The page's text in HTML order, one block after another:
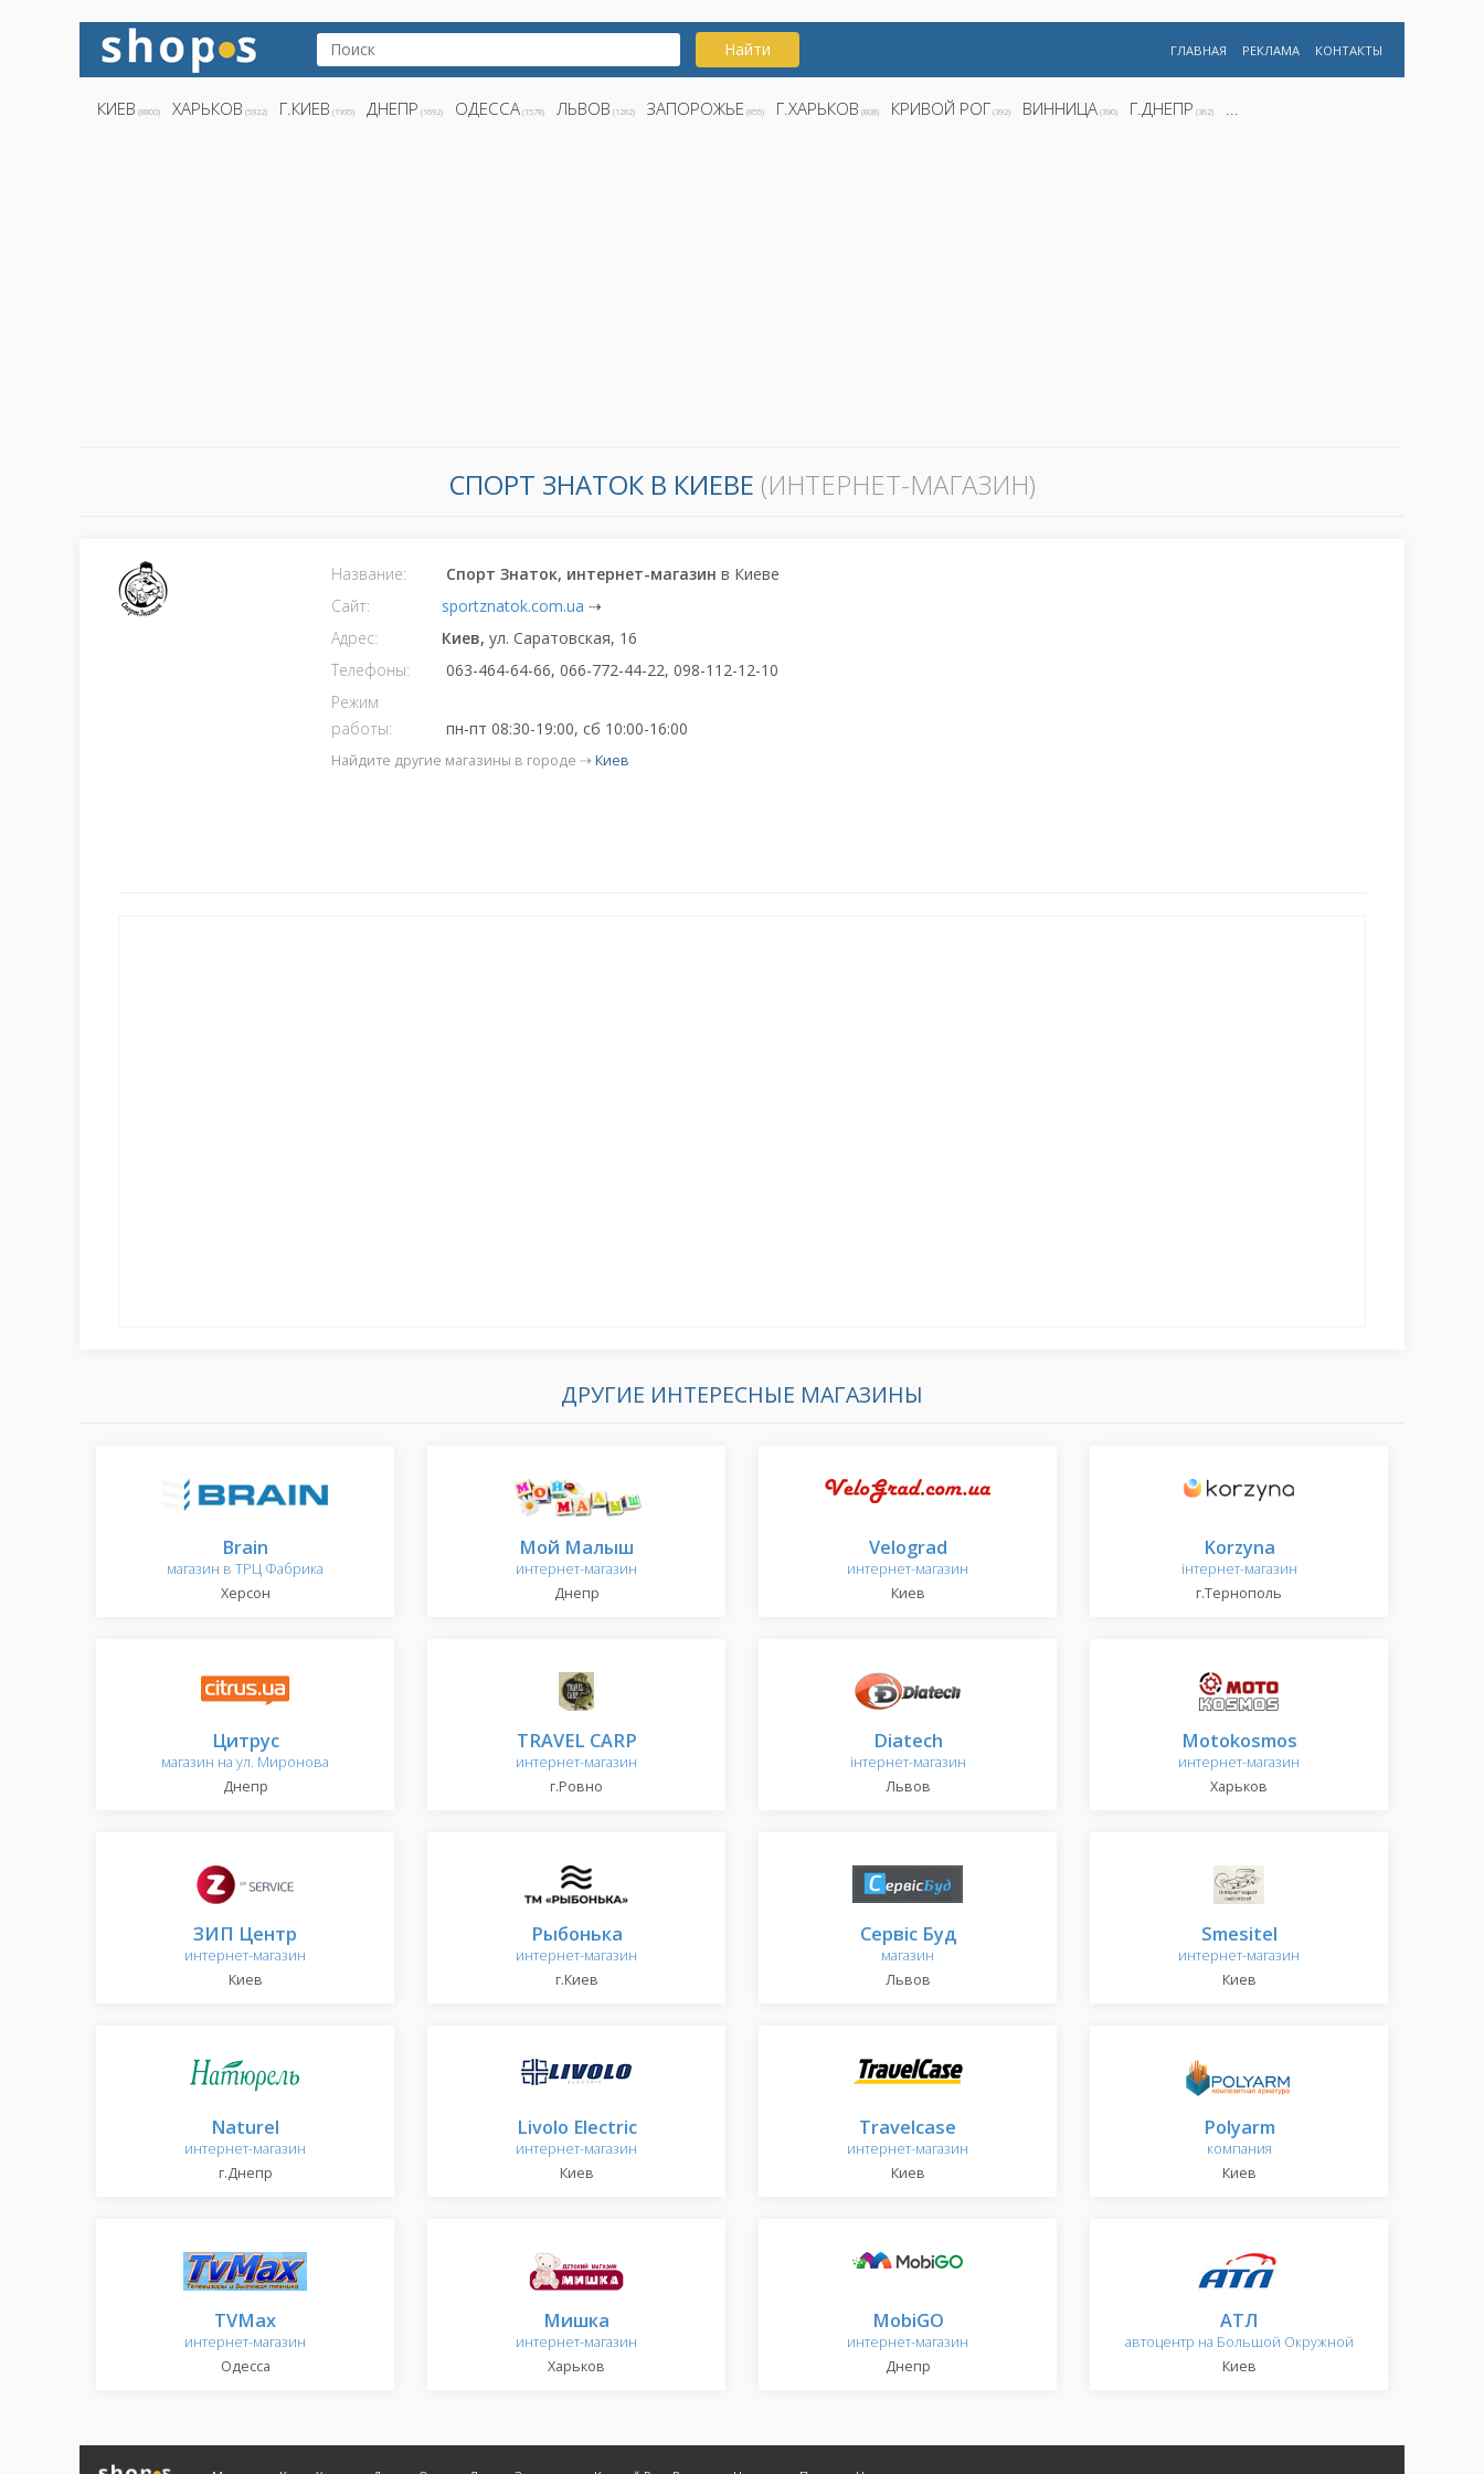
Найти ГЛАВНАЯ РЕКЛАМА КОНТАКТЫ
КИЕВ (8800) ХАРЬКОВ (5922) Г.КИЕВ (1995) ДНЕПР (1692) ОДЕССА (1578) ЛЬВОВ (1282) ЗАПОРОЖЬЕ (855) Г.ХАРЬКОВ (808) КРИВОЙ РОГ (392) ВИННИЦА (390) Г.ДНЕПР (362) ...
СПОРТ ЗНАТОК В КИЕВЕ (ИНТЕРНЕТ-МАГАЗИН)
Название: Спорт Знаток, интернет-магазин в Киеве
Сайт:
sportznatok.com.ua ⇢
Адрес:
Киев,ул. Саратовская, 16
Телефоны:
063-464-64-66, 066-772-44-22, 098-112-12-10
Режим
работы:
пн-пт 08:30-19:00, сб 10:00-16:00
Найдите другие магазины в городе ⇢Киев
ДРУГИЕ ИНТЕРЕСНЫЕ МАГАЗИНЫ
Brain
магазин в ТРЦ Фабрика
Херсон
Мой Малыш
интернет-магазин
Днепр
Velograd
интернет-магазин
Киев
Korzyna
інтернет-магазин
г.Тернополь
Цитрус
магазин на ул. Миронова
Днепр
TRAVEL CARP
интернет-магазин
г.Ровно
Diatech
інтернет-магазин
Львов
Motokosmos
интернет-магазин
Харьков
ЗИП Центр
интернет-магазин
Киев
Рыбонька
интернет-магазин
г.Киев
Сервіс Буд
магазин
Львов
Smesitel
интернет-магазин
Киев
Naturel
интернет-магазин
г.Днепр
Livolo Electric
интернет-магазин
Киев
Travelcase
интернет-магазин
Киев
Polyarm
компания
Киев
TVMax
интернет-магазин
Одесса
Мишка
интернет-магазин
Харьков
MobiGO
интернет-магазин
Днепр
АТЛ
автоцентр на Большой Окружной
Киев